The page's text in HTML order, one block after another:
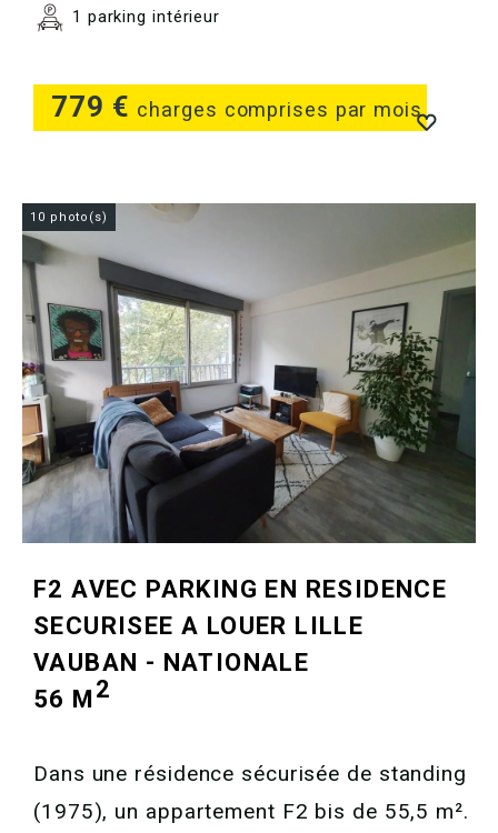
779 € charges comprises par mois
1 parking intérieur
10 photo(s)
F2 AVEC PARKING EN RESIDENCE
SECURISEE A LOUER LILLE
VAUBAN - NATIONALE
56 M2
Dans une résidence sécurisée de standing
(1975), un appartement F2 bis de 55,5 m².